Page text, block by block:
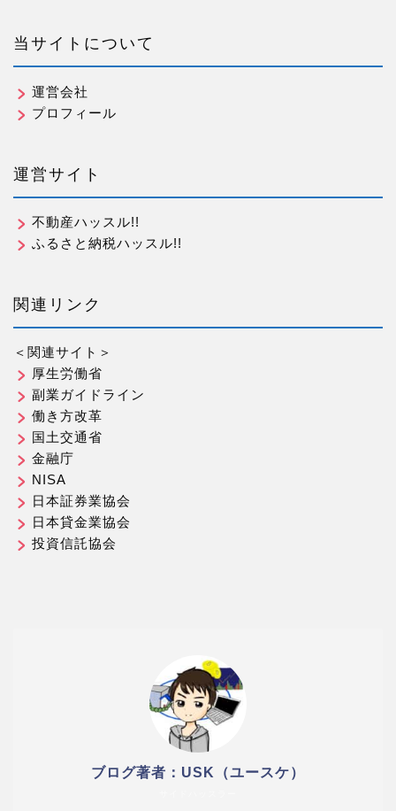
当サイトについて
運営会社
プロフィール
運営サイト
不動産ハッスル!!
ふるさと納税ハッスル!!
関連リンク
＜関連サイト＞
厚生労働省
副業ガイドライン
働き方改革
国土交通省
金融庁
NISA
日本証券業協会
日本貸金業協会
投資信託協会
ブログ著者：USK（ユースケ）